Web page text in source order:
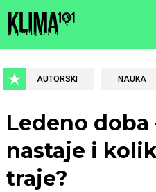
AUTORSKI NAUKA
Ledeno
nastaje i
traje?